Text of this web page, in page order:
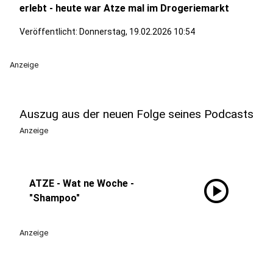
erlebt - heute war Atze mal im Drogeriemarkt
Veröffentlicht: Donnerstag, 19.02.2026 10:54
Anzeige
Auszug aus der neuen Folge seines Podcasts
Anzeige
ATZE - Wat ne Woche -
"Shampoo"
play_circle
Anzeige